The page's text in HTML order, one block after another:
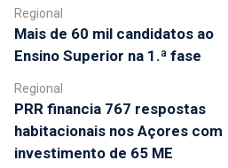
Regional
Mais de 60 mil candidatos ao
Ensino Superior na 1.ª fase
Regional
PRR financia 767 respostas
habitacionais nos Açores com
investimento de 65 ME